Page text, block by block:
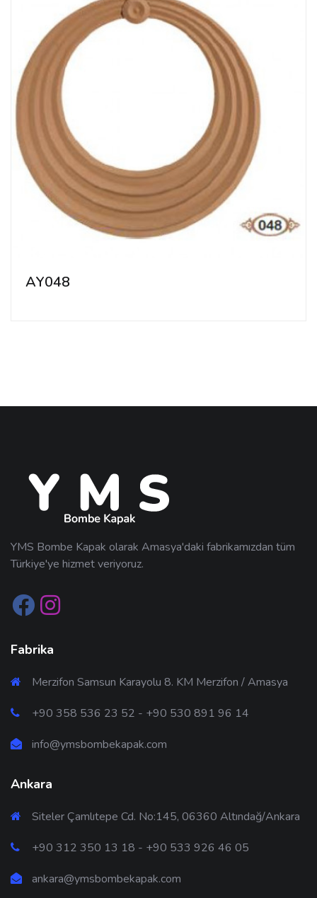
AY048
YMS Bombe Kapak olarak Amasya'daki fabrikamızdan tüm
Türkiye'ye hizmet veriyoruz.
Fabrika
Merzifon Samsun Karayolu 8. KM Merzifon / Amasya
+90 358 536 23 52 - +90 530 891 96 14
info@ymsbombekapak.com
Ankara
Siteler Çamlıtepe Cd. No:145, 06360 Altındağ/Ankara
+90 312 350 13 18 - +90 533 926 46 05
ankara@ymsbombekapak.com